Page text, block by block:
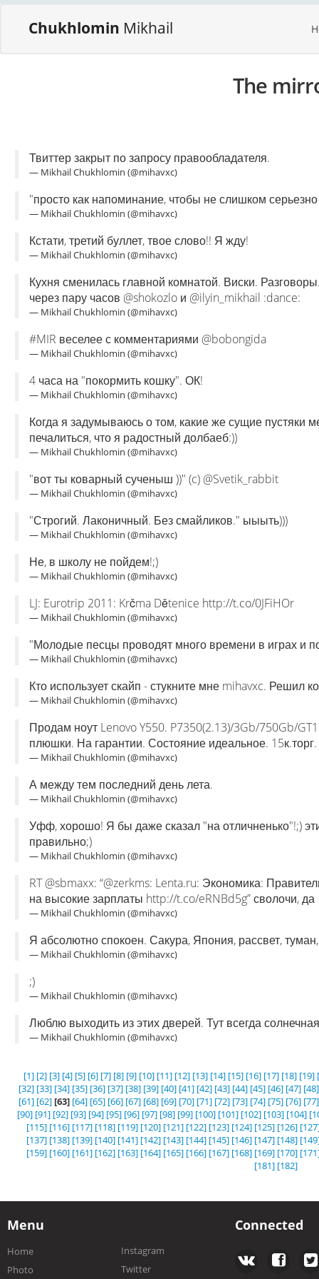
Chukhlomin Mikhail
The
Твиттер закрыт по запросу правообладателя.
— Mikhail Chukhlomin (@mihavxc)
"просто как напоминание, чтобы не слишком
— Mikhail Chukhlomin (@mihavxc)
Кстати, третий буллет, твое слово!! Я жду!
— Mikhail Chukhlomin (@mihavxc)
Кухня сменилась главной комнатой. Виски.
через пару часов @shokozlo и @ilyin_mikhail :dance:
— Mikhail Chukhlomin (@mihavxc)
#MIR веселее с комментариями @bobongida
— Mikhail Chukhlomin (@mihavxc)
4 часа на "покормить кошку". ОК!
— Mikhail Chukhlomin (@mihavxc)
Когда я задумываюсь о том, какие же сущие пустяки
печалиться, что я радостный долбаеб:))
— Mikhail Chukhlomin (@mihavxc)
"вот ты коварный сученыш ))" (c) @Svetik_rabbit
— Mikhail Chukhlomin (@mihavxc)
"Строгий. Лаконичный. Без смайликов." ыыыть)))
— Mikhail Chukhlomin (@mihavxc)
Не, в школу не пойдем!;)
— Mikhail Chukhlomin (@mihavxc)
LJ: Eurotrip 2011: Krčma Dětenice http://t.co/0JFiHOr
— Mikhail Chukhlomin (@mihavxc)
"Молодые песцы проводят много времени в играх и
— Mikhail Chukhlomin (@mihavxc)
Кто использует скайп - стукните мне mihavxc. Решил
— Mikhail Chukhlomin (@mihavxc)
Продам ноут Lenovo Y550. P7350(2.13)/3Gb/750Gb/
плюшки. На гарантии. Состояние идеальное. 15к.торг.
— Mikhail Chukhlomin (@mihavxc)
А между тем последний день лета.
— Mikhail Chukhlomin (@mihavxc)
Уфф, хорошо! Я бы даже сказал "на отличненько"!;)
правильно;)
— Mikhail Chukhlomin (@mihavxc)
RT @sbmaxx: “@zerkms: Lenta.ru: Экономика:
на высокие зарплаты http://t.co/eRNBd5g” сволочи, да
— Mikhail Chukhlomin (@mihavxc)
Я абсолютно спокоен. Сакура, Япония, рассвет,
— Mikhail Chukhlomin (@mihavxc)
;)
— Mikhail Chukhlomin (@mihavxc)
Люблю выходить из этих дверей. Тут всегда
— Mikhail Chukhlomin (@mihavxc)
[1] [2] [3] [4] [5] [6] [7] [8] [9] [10] [11] [12] [13] [14] [15] [16] [17] [18] [19]
[32] [33] [34] [35] [36] [37] [38] [39] [40] [41] [42] [43] [44] [45] [46] [47] [48]
[61] [62] [63] [64] [65] [66] [67] [68] [69] [70] [71] [72] [73] [74] [75] [76] [77]
[90] [91] [92] [93] [94] [95] [96] [97] [98] [99] [100] [101] [102] [103] [104]
[115] [116] [117] [118] [119] [120] [121] [122] [123] [124] [125] [126]
[137] [138] [139] [140] [141] [142] [143] [144] [145] [146] [147] [148]
[159] [160] [161] [162] [163] [164] [165] [166] [167] [168] [169] [170]
[181] [182]
Menu
Home
Photo
Instagram
Twitter
Connected